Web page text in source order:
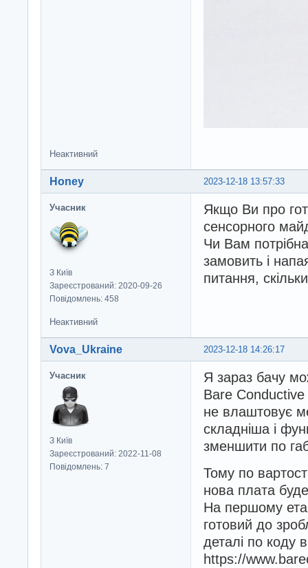
Неактивний
2023-12-18 13:57:33
Honey
Учасник
З Київ
Зареєстрований: 2020-09-26
Повідомлень: 458
Якщо Ви про
сенсорного
Чи Вам
замовить і
питання,
Неактивний
2023-12-18 14:26:17
Vova_Ukraine
Учасник
З Київ
Зареєстрований: 2022-11-08
Повідомлень: 7
Я зараз бачу
Bare
не влаштовує
складніша і
зменшити по
Тому по
нова плата
На першому
готовий до
деталі по коду
https://